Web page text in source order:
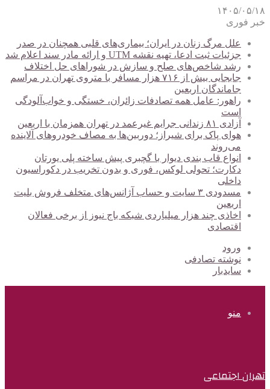
۱۴۰۵/۰۵/۱۸
خبر فوری
علل مرگ زنان در ایران؛ بیماری‌های قلبی همچنان در صدر
جزئیات ثبت ادعا، تهیه نقشه UTM و ارائه مادر سند اعلام شد
رشد شاخص‌های صلح و سازش در شوراهای حل اختلاف
جابجایی بیش از ۷۱۶ هزار مسافر با متروی تهران در مراسم
جاماندگان اربعین
راهور: عامل همه تصادفات زائران، خستگی و خواب‌آلودگی
است
آزادی ۸۱ زندانی جرایم غیرعمد در تهران همزمان با اربعین
هوای پاک برای شیراز؛ دوربین‌ها به مصاف خودروهای آلاینده
می‌روند
انواع قاب بندی دیوار با گچبری پیش ساخته پلی یورتان
دکارت؛ تحولی لوکس، فوری و بدون تخریب در دکوراسیون
داخلی
مسدودی ۳ سایت و حساب آژانس‌های متخلف فروش بلیت
اربعین
اخاذی چند هزار میلیاردی شبکه باج نیوز از برخی فعالان
اقتصادی
ورود
نوشته تصادفی
سایدبار
منو
تهران اجتماعی